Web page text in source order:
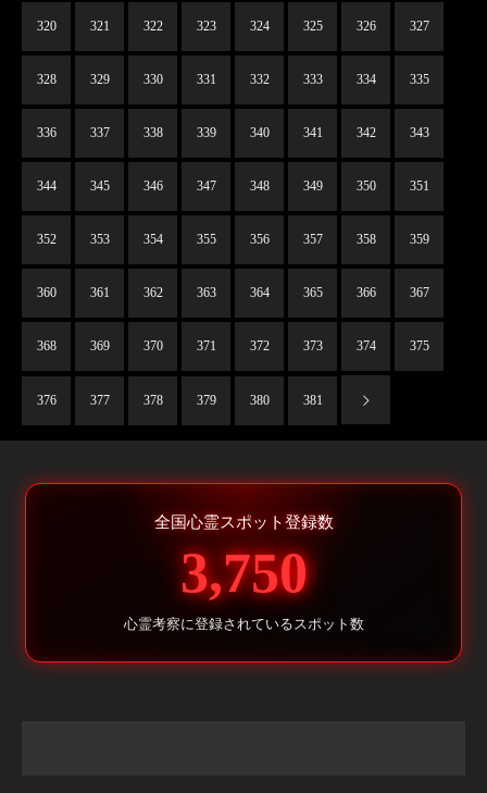
320 321 322 323 324 325 326 327
328 329 330 331 332 333 334 335
336 337 338 339 340 341 342 343
344 345 346 347 348 349 350 351
352 353 354 355 356 357 358 359
360 361 362 363 364 365 366 367
368 369 370 371 372 373 374 375
376 377 378 379 380 381
全国心霊スポット登録数
3,750
心霊考察に登録されているスポット数